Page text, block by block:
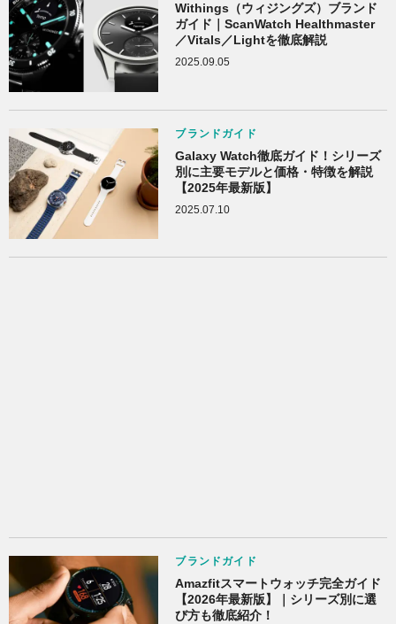
Withings（ウィジングズ）ブランド
ガイド｜ScanWatch Healthmaster
／Vitals／Lightを徹底解説
2025.09.05
ブランドガイド
Galaxy Watch徹底ガイド！シリーズ
別に主要モデルと価格・特徴を解説
【2025年最新版】
2025.07.10
ブランドガイド
Amazfitスマートウォッチ完全ガイド
【2026年最新版】｜シリーズ別に選
び方も徹底紹介！